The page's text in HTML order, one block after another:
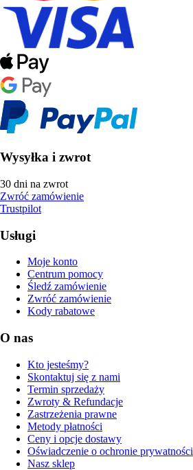
Wysyłka i zwrot
30 dni na zwrot
Zwróć zamówienie
Trustpilot
Usługi
Moje konto
Centrum pomocy
Śledź zamówienie
Zwróć zamówienie
Kody rabatowe
O nas
Kto jesteśmy?
Skontaktuj się z nami
Termin sprzedaży
Zwroty & Refundacje
Zastrzeżenia prawne
Metody płatności
Ceny i opcje dostawy
Oświadczenie o ochronie prywatności
Nasz sklep